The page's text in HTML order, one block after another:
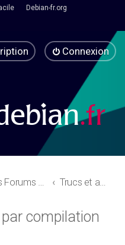
Debian-fr.org
Connexion
Les Forums d'aide Trucs et astuces
compilation